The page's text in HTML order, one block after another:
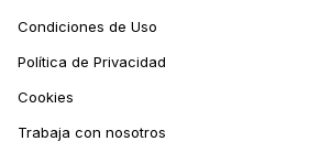
Condiciones de Uso
Política de Privacidad
Cookies
Trabaja con nosotros